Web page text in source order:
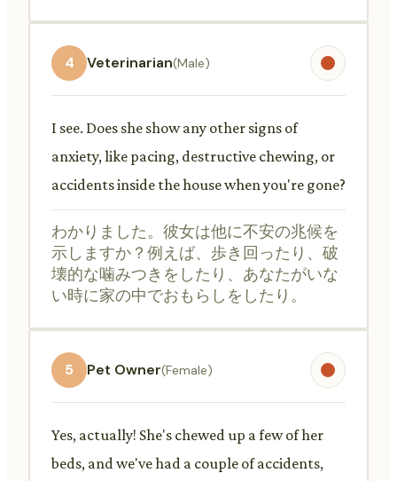
4 Veterinarian(Male)
I see. Does she show any other signs of
anxiety, like pacing, destructive chewing, or
accidents inside the house when you're gone?
わかりました。彼女は他に不安の兆候を
示しますか？例えば、歩き回ったり、破
壊的な噛みつきをしたり、あなたがいな
い時に家の中でおもらしをしたり。
5 Pet Owner(Female)
Yes, actually! She's chewed up a few of her
beds, and we've had a couple of accidents,